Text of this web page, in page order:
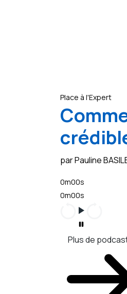
Place à l'Expert
par Pauline
0m00s
0m00s
Plus de